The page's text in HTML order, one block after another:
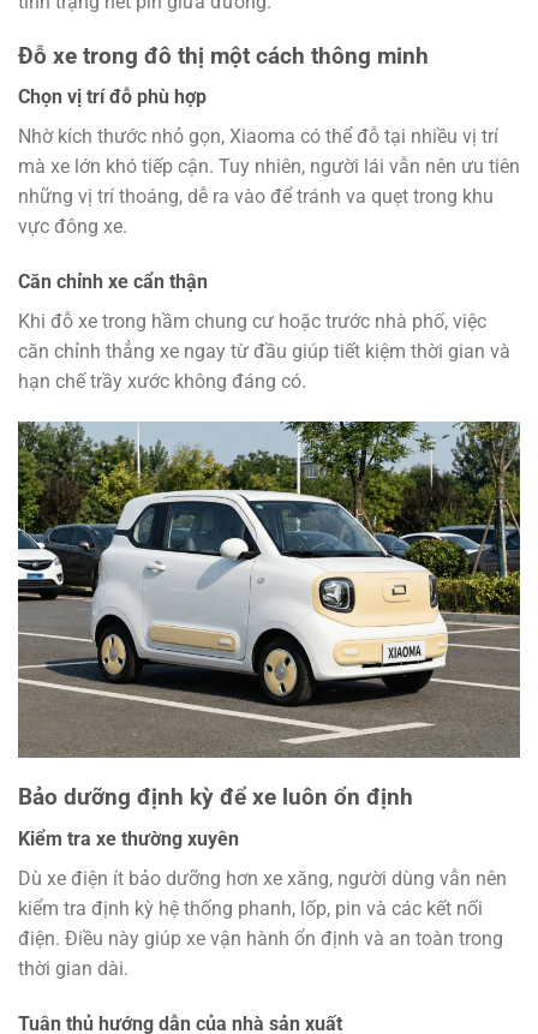
Đỗ xe trong đô thị một cách thông minh
Chọn vị trí đỗ phù hợp
Nhờ kích thước nhỏ gọn, Xiaoma có thể đỗ tại nhiều vị trí
mà xe lớn khó tiếp cận. Tuy nhiên, người lái vẫn nên ưu tiên
những vị trí thoáng, dễ ra vào để tránh va quẹt trong khu
vực đông xe.
Căn chỉnh xe cẩn thận
Khi đỗ xe trong hầm chung cư hoặc trước nhà phố, việc
căn chỉnh thẳng xe ngay từ đầu giúp tiết kiệm thời gian và
hạn chế trầy xước không đáng có.
Bảo dưỡng định kỳ để xe luôn ổn định
Kiểm tra xe thường xuyên
Dù xe điện ít bảo dưỡng hơn xe xăng, người dùng vẫn nên
kiểm tra định kỳ hệ thống phanh, lốp, pin và các kết nối
điện. Điều này giúp xe vận hành ổn định và an toàn trong
thời gian dài.
Tuân thủ hướng dẫn của nhà sản xuất